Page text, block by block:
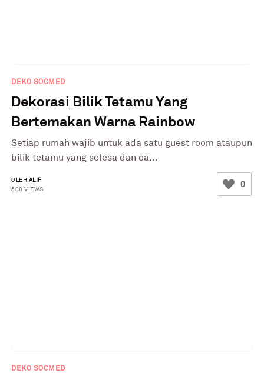
DEKO SOCMED
Dekorasi Bilik Tetamu Yang
Bertemakan Warna Rainbow
Setiap rumah wajib untuk ada satu guest room ataupun
bilik tetamu yang selesa dan ca...
OLEH ALIF
608 VIEWS
0
DEKO SOCMED